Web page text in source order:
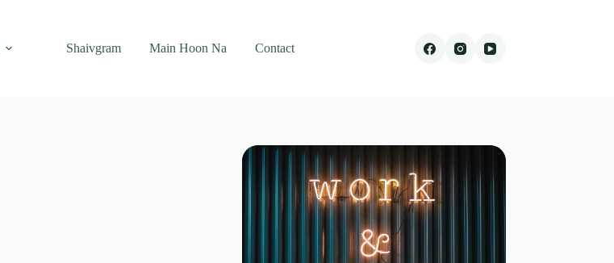
Shaivgram Main Hoon Na Contact